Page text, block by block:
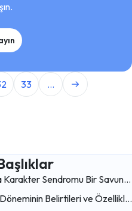
33 ...
Romantikleşen Sıradanlık: Ana Karakter Sendromu Bir Savunma Mekanizması mı?
Bipolar Bozukluk Nedir? Mani Döneminin Belirtileri ve Özellikleri